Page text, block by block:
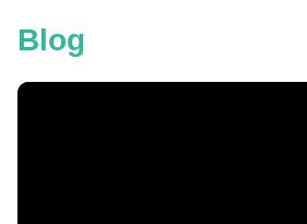
Blog